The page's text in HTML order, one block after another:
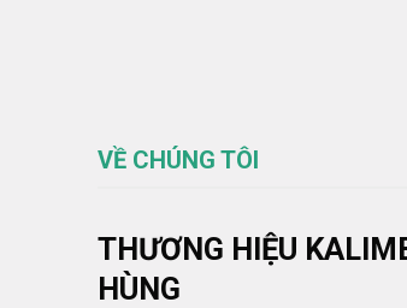
VỀ CHÚNG TÔI
THƯƠNG HIỆU
HÙNG